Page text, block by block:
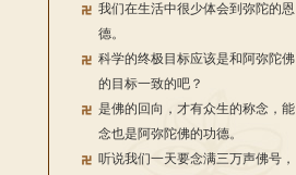
我们在生活中很少体会到弥陀的恩
德。
科学的终极目标应该是和阿弥陀佛
的目标一致的吧？
是佛的回向，才有众生的称念，能
念也是阿弥陀佛的功德。
听说我们一天要念满三万声佛号，